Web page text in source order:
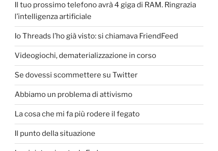
Il tuo prossimo telefono avrà 4 giga di RAM. Ringrazia
l’intelligenza artificiale
Io Threads l’ho già visto: si chiamava FriendFeed
Videogiochi, dematerializzazione in corso
Se dovessi scommettere su Twitter
Abbiamo un problema di attivismo
La cosa che mi fa più rodere il fegato
Il punto della situazione